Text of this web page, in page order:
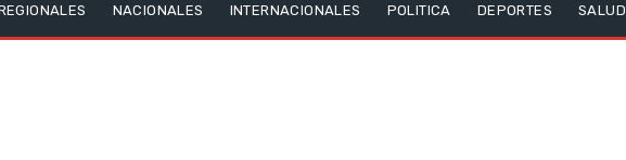
NACIONALES INTERNACIONALES POLITICA DEPORTES SALUD